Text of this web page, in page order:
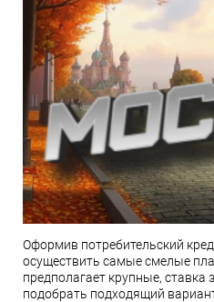
Оформив потребительский
осуществить самые смелые
предполагает крупные, ставка
подобрать подходящий